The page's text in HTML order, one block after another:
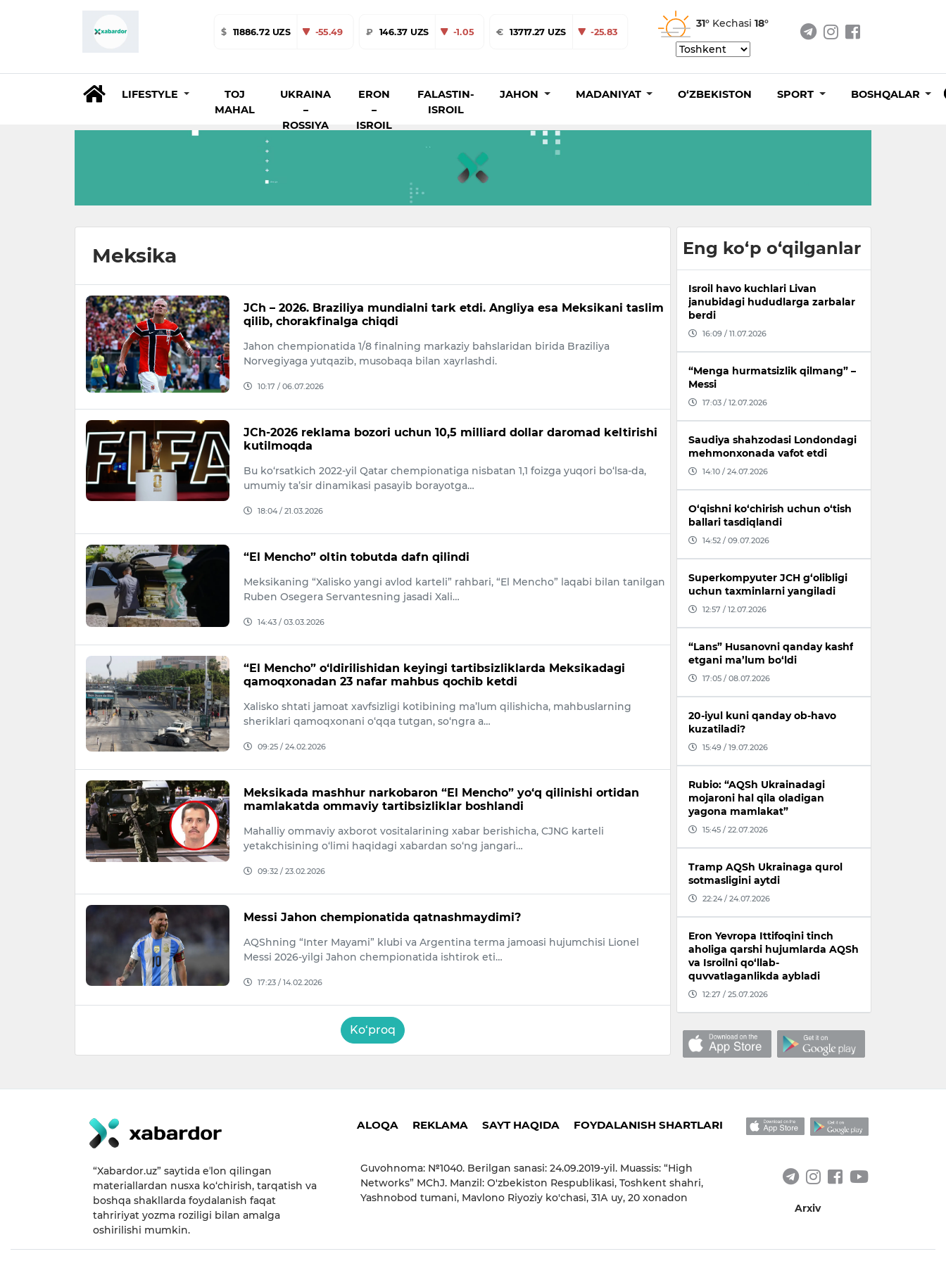
$ 11886.72 UZS -55.49 ₽ 146.37 UZS -1.05 € 13717.27 UZS -25.83
31° Kechasi 18°
LIFESTYLE
TOJ
MAHAL
UKRAINA
–
ROSSIYA
ERON
–
ISROIL
FALASTIN-
ISROIL
JAHON MADANIYAT O‘ZBEKISTON SPORT BOSHQALAR
Meksika
JCh – 2026. Braziliya mundialni tark etdi. Angliya esa Meksikani taslim
qilib, chorakfinalga chiqdi
Jahon chempionatida 1/8 finalning markaziy bahslaridan birida Braziliya
Norvegiyaga yutqazib, musobaqa bilan xayrlashdi.
10:17 / 06.07.2026
JCh-2026 reklama bozori uchun 10,5 milliard dollar daromad keltirishi
kutilmoqda
Bu ko‘rsatkich 2022-yil Qatar chempionatiga nisbatan 1,1 foizga yuqori bo‘lsa-da,
umumiy ta’sir dinamikasi pasayib borayotga…
18:04 / 21.03.2026
“El Mencho” oltin tobutda dafn qilindi
Meksikaning “Xalisko yangi avlod karteli” rahbari, “El Mencho” laqabi bilan tanilgan
Ruben Osegera Servantesning jasadi Xali…
14:43 / 03.03.2026
“El Mencho” o‘ldirilishidan keyingi tartibsizliklarda Meksikadagi
qamoqxonadan 23 nafar mahbus qochib ketdi
Xalisko shtati jamoat xavfsizligi kotibining ma’lum qilishicha, mahbuslarning
sheriklari qamoqxonani o‘qqa tutgan, so‘ngra a…
09:25 / 24.02.2026
Meksikada mashhur narkobaron “El Mencho” yo‘q qilinishi ortidan
mamlakatda ommaviy tartibsizliklar boshlandi
Mahalliy ommaviy axborot vositalarining xabar berishicha, CJNG karteli
yetakchisining o‘limi haqidagi xabardan so‘ng jangari…
09:32 / 23.02.2026
Messi Jahon chempionatida qatnashmaydimi?
AQShning “Inter Mayami” klubi va Argentina terma jamoasi hujumchisi Lionel
Messi 2026-yilgi Jahon chempionatida ishtirok eti…
17:23 / 14.02.2026
Ko‘proq
Eng ko‘p o‘qilganlar
Isroil havo kuchlari Livan
janubidagi hududlarga zarbalar
berdi
16:09 / 11.07.2026
“Menga hurmatsizlik qilmang” –
Messi
17:03 / 12.07.2026
Saudiya shahzodasi Londondagi
mehmonxonada vafot etdi
14:10 / 24.07.2026
O‘qishni ko‘chirish uchun o‘tish
ballari tasdiqlandi
14:52 / 09.07.2026
Superkompyuter JCH g‘olibligi
uchun taxminlarni yangiladi
12:57 / 12.07.2026
“Lans” Husanovni qanday kashf
etgani ma’lum bo‘ldi
17:05 / 08.07.2026
20-iyul kuni qanday ob-havo
kuzatiladi?
15:49 / 19.07.2026
Rubio: “AQSh Ukrainadagi
mojaroni hal qila oladigan
yagona mamlakat”
15:45 / 22.07.2026
Tramp AQSh Ukrainaga qurol
sotmasligini aytdi
22:24 / 24.07.2026
Eron Yevropa Ittifoqini tinch
aholiga qarshi hujumlarda AQSh
va Isroilni qo‘llab-
quvvatlaganlikda aybladi
12:27 / 25.07.2026
“Xabardor.uz” saytida eʼlon qilingan
materiallardan nusxa ko‘chirish, tarqatish va
boshqa shakllarda foydalanish faqat
tahririyat yozma roziligi bilan amalga
oshirilishi mumkin.
ALOQA REKLAMA SAYT HAQIDA FOYDALANISH SHARTLARI
Guvohnoma: №1040. Berilgan sanasi: 24.09.2019-yil. Muassis: “High
Networks” MChJ. Manzil: O'zbekiston Respublikasi, Toshkent shahri,
Yashnobod tumani, Mavlono Riyoziy ko'chasi, 31А uy, 20 xonadon
Arxiv